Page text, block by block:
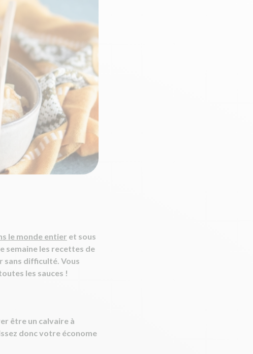
le monde entier et sous
semaine les recettes de
sans difficulté. Vous
les sauces !
être un calvaire à
donc votre économe